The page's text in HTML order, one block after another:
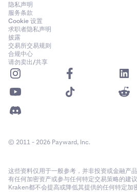
隐私声明
服务条款
Cookie 设置
求职者隐私声明
披露
交易所交易规则
合规中心
请勿卖出/共享
© 2011 - 2026 Payward, Inc.
这些资料仅用于一般参考，并非投资或金融产
有任何加密资产或参与任何特定交易策略的建
Kraken都不会提高或降低其提供的任何特定加